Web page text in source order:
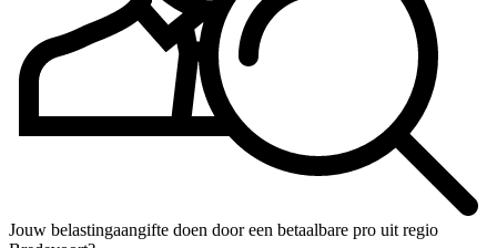
Jouw belastingaangifte doen door een betaalbare pro uit regio